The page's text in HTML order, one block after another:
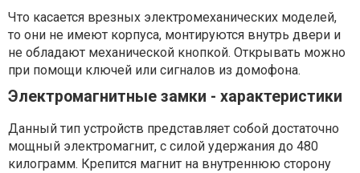
Что касается врезных электромеханических моделей,
то они не имеют корпуса, монтируются внутрь двери и
не обладают механической кнопкой. Открывать можно
при помощи ключей или сигналов из домофона.
Электромагнитные замки - характеристики
Данный тип устройств представляет собой достаточно
мощный электромагнит, с силой удержания до 480
килограмм. Крепится магнит на внутреннюю сторону